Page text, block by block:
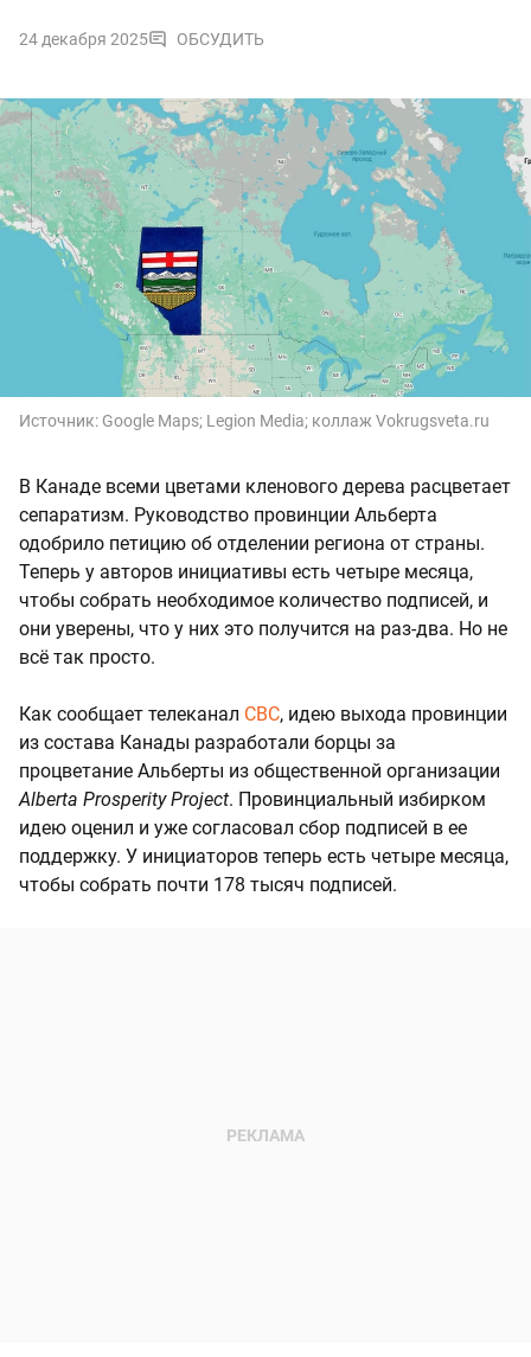
24 декабря 2025 ОБСУДИТЬ
Источник: Google Maps; Legion Media; коллаж Vokrugsveta.ru
В Канаде всеми цветами кленового дерева расцветает
сепаратизм. Руководство провинции Альберта
одобрило петицию об отделении региона от страны.
Теперь у авторов инициативы есть четыре месяца,
чтобы собрать необходимое количество подписей, и
они уверены, что у них это получится на раз-два. Но не
всё так просто.
Как сообщает телеканал CBC, идею выхода провинции
из состава Канады разработали борцы за
процветание Альберты из общественной организации
Alberta Prosperity Project. Провинциальный избирком
идею оценил и уже согласовал сбор подписей в ее
поддержку. У инициаторов теперь есть четыре месяца,
чтобы собрать почти 178 тысяч подписей.